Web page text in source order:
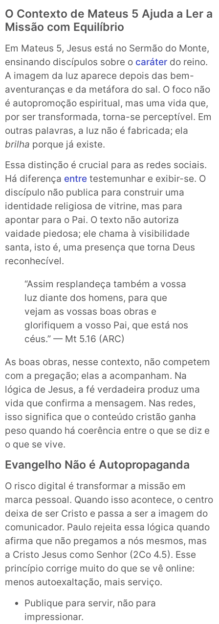
O Contexto de Mateus 5 Ajuda a Ler a
Missão com Equilíbrio
Em Mateus 5, Jesus está no Sermão do Monte,
ensinando discípulos sobre o caráter do reino.
A imagem da luz aparece depois das bem-
aventuranças e da metáfora do sal. O foco não
é autopromoção espiritual, mas uma vida que,
por ser transformada, torna-se perceptível. Em
outras palavras, a luz não é fabricada; ela
brilha porque já existe.
Essa distinção é crucial para as redes sociais.
Há diferença entre testemunhar e exibir-se. O
discípulo não publica para construir uma
identidade religiosa de vitrine, mas para
apontar para o Pai. O texto não autoriza
vaidade piedosa; ele chama à visibilidade
santa, isto é, uma presença que torna Deus
reconhecível.
“Assim resplandeça também a vossa
luz diante dos homens, para que
vejam as vossas boas obras e
glorifiquem a vosso Pai, que está nos
céus.” — Mt 5.16 (ARC)
As boas obras, nesse contexto, não competem
com a pregação; elas a acompanham. Na
lógica de Jesus, a fé verdadeira produz uma
vida que confirma a mensagem. Nas redes,
isso significa que o conteúdo cristão ganha
peso quando há coerência entre o que se diz e
o que se vive.
Evangelho Não é Autopropaganda
O risco digital é transformar a missão em
marca pessoal. Quando isso acontece, o centro
deixa de ser Cristo e passa a ser a imagem do
comunicador. Paulo rejeita essa lógica quando
afirma que não pregamos a nós mesmos, mas
a Cristo Jesus como Senhor (2Co 4.5). Esse
princípio corrige muito do que se vê online:
menos autoexaltação, mais serviço.
Publique para servir, não para
impressionar.